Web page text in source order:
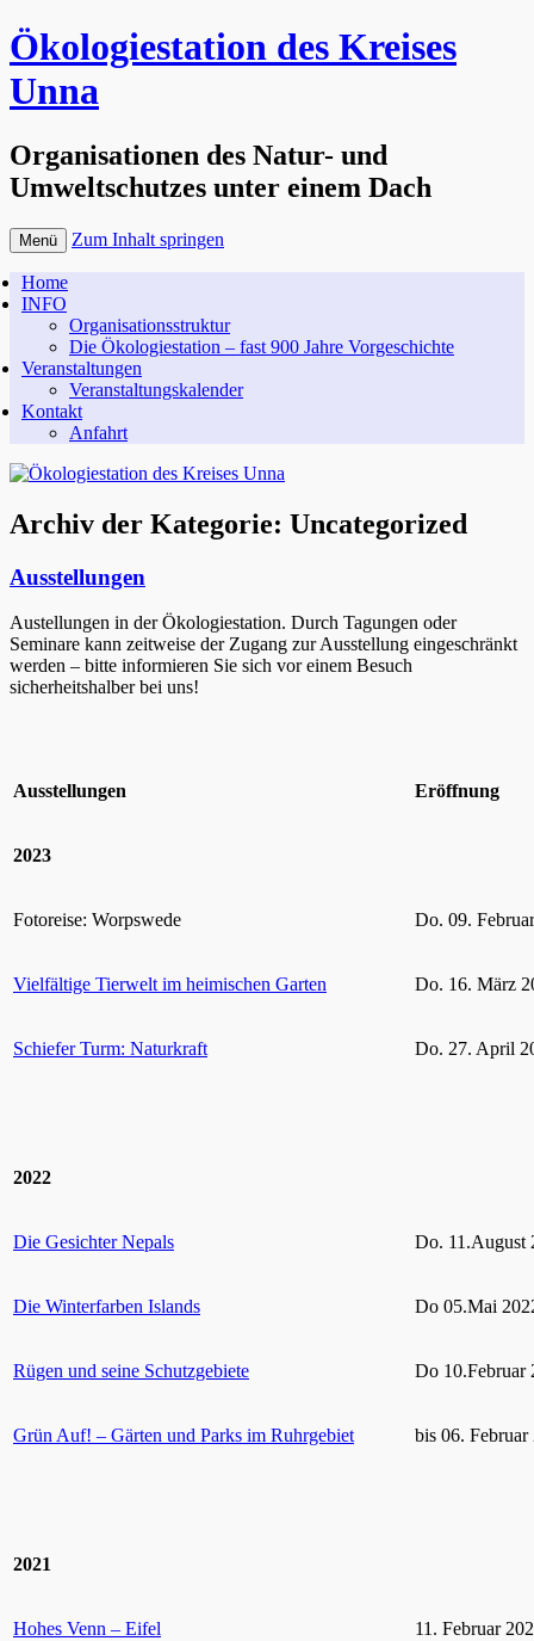
Ökologiestation des Kreises
Unna
Organisationen des Natur- und
Umweltschutzes unter einem Dach
Menü Zum Inhalt springen
Home
INFO
Organisationsstruktur
Die Ökologiestation – fast 900 Jahre Vorgeschichte
Veranstaltungen
Veranstaltungskalender
Kontakt
Anfahrt
Archiv der Kategorie: Uncategorized
Ausstellungen
Austellungen in der Ökologiestation. Durch Tagungen oder
Seminare kann zeitweise der Zugang zur Ausstellung eingeschränkt
werden – bitte informieren Sie sich vor einem Besuch
sicherheitshalber bei uns!
Ausstellungen Eröffnung
2023
Fotoreise: Worpswede Do. 09.
Vielfältige Tierwelt im heimischen Garten Do. 16. März
Schiefer Turm: Naturkraft Do. 27. April
2022
Die Gesichter Nepals Do. 11.August
Die Winterfarben Islands Do 05.Mai
Rügen und seine Schutzgebiete Do 10.Februar
Grün Auf! – Gärten und Parks im Ruhrgebiet bis 06. Februar
2021
Hohes Venn – Eifel 11. Februar